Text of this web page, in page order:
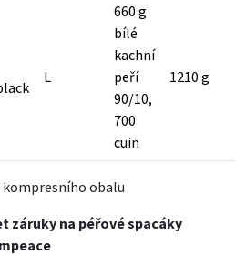
L
660 g
bílé
kachní
peří
90/10,
700
cuin
1210 g
obalu
záruky na péřové spacáky